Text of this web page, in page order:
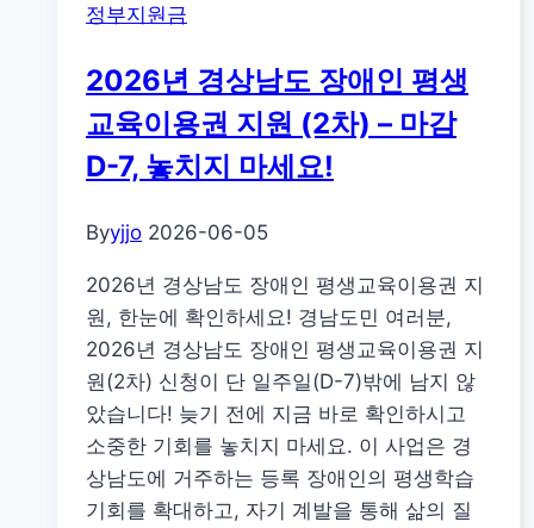
정부지원금
2026년 경상남도 장애인 평생
교육이용권 지원 (2차) – 마감
D-7, 놓치지 마세요!
Byyjjo 2026-06-05
2026년 경상남도 장애인 평생교육이용권 지
원, 한눈에 확인하세요! 경남도민 여러분,
2026년 경상남도 장애인 평생교육이용권 지
원(2차) 신청이 단 일주일(D-7)밖에 남지 않
았습니다! 늦기 전에 지금 바로 확인하시고
소중한 기회를 놓치지 마세요. 이 사업은 경
상남도에 거주하는 등록 장애인의 평생학습
기회를 확대하고, 자기 계발을 통해 삶의 질